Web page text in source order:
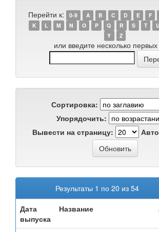
Перейти к: 0-9 A B C D E F
K
L M N O P Q R S T U
Y
Z
или введите несколько первых
Сортировка:
Упорядочить:
Вывести на страницу:
Результаты 1 по 20 из 54
Дата
выпуска
Название